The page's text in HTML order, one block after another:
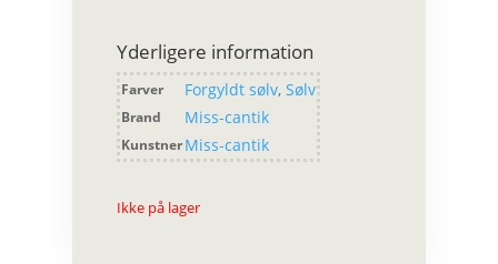
Yderligere information
Farver Forgyldt sølv, Sølv
Brand Miss-cantik
KunstnerMiss-cantik
Ikke på lager